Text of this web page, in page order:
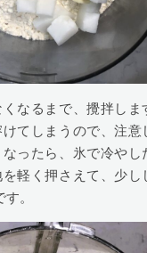
なるまで、攪拌しま
けてしまうので、注
ったら、氷で冷やし
軽く押さえて、少し
。